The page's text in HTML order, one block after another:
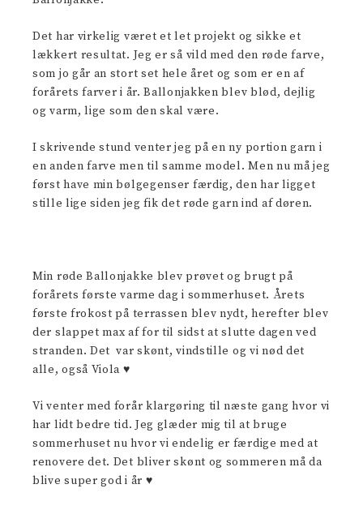
Det har virkelig været et let projekt og sikke et
lækkert resultat. Jeg er så vild med den røde farve,
som jo går an stort set hele året og som er en af
forårets farver i år. Ballonjakken blev blød, dejlig
og varm, lige som den skal være.
I skrivende stund venter jeg på en ny portion garn i
en anden farve men til samme model. Men nu må jeg
først have min bølgegenser færdig, den har ligget
stille lige siden jeg fik det røde garn ind af døren.
Min røde Ballonjakke blev prøvet og brugt på
forårets første varme dag i sommerhuset. Årets
første frokost på terrassen blev nydt, herefter blev
der slappet max af for til sidst at slutte dagen ved
stranden. Det var skønt, vindstille og vi nød det
alle, også Viola ♥
Vi venter med forår klargøring til næste gang hvor vi
har lidt bedre tid. Jeg glæder mig til at bruge
sommerhuset nu hvor vi endelig er færdige med at
renovere det. Det bliver skønt og sommeren må da
blive super god i år ♥